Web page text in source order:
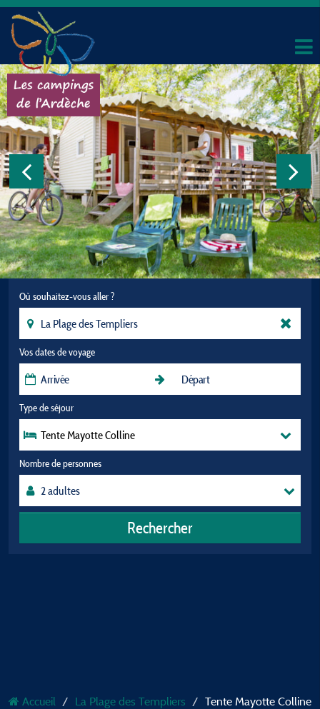
Où souhaitez-vous aller ?
Vos dates de voyage
Type de séjour
Tente Mayotte Colline
Nombre de personnes
Rechercher
Accueil La Plage des Templiers Tente Mayotte Colline